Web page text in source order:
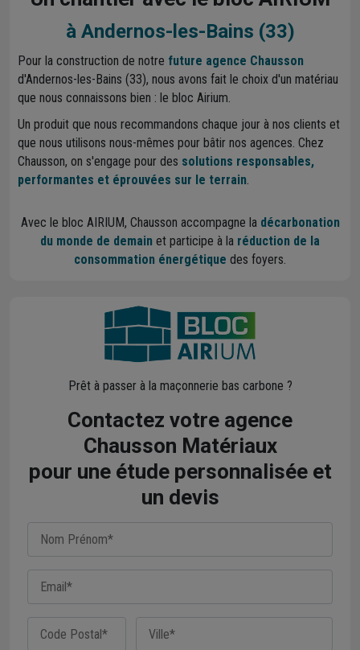
à Andernos-les-Bains (33)
Pour la construction de notre future agence Chausson
d'Andernos-les-Bains (33), nous avons fait le choix d'un matériau
que nous connaissons bien : le bloc Airium.
Un produit que nous recommandons chaque jour à nos clients et
que nous utilisons nous-mêmes pour bâtir nos agences. Chez
Chausson, on s'engage pour des solutions responsables,
performantes et éprouvées sur le terrain.
Avec le bloc AIRIUM, Chausson accompagne la décarbonation
du monde de demain et participe à la réduction de la
consommation énergétique des foyers.
Prêt à passer à la maçonnerie bas carbone ?
Contactez votre agence
Chausson Matériaux
pour une étude personnalisée et
un devis